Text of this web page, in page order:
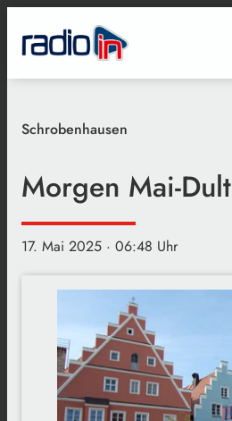
Schrobenhausen
Morgen Mai-Dult
17. Mai 2025 · 06:48 Uhr